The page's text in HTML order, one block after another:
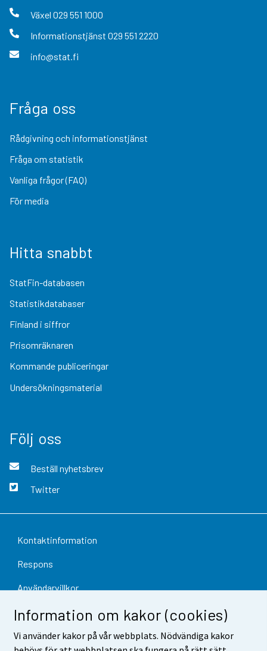
Information om kakor (cookies)
Vi använder kakor på vår webbplats. Nödvändiga kakor
Växel 029 551 1000
Informationstjänst 029 551 2220
info@stat.fi
Fråga oss
Rådgivning och informationstjänst
Fråga om statistik
Vanliga frågor (FAQ)
För media
Hitta snabbt
StatFin-databasen
Statistikdatabaser
Finland i siffror
Prisomräknaren
Kommande publiceringar
Undersökningsmaterial
Följ oss
Beställ nyhetsbrev
Twitter
Kontaktinformation
Respons
Användarvillkor
Dataskydd
Tillgänglighet